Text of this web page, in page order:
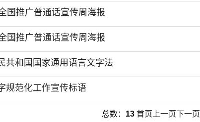
国推广普通话宣传周海报
国推广普通话宣传周海报
共和国国家通用语言文字法
规范化工作宣传标语
总数： 13 首页 上一页下一页